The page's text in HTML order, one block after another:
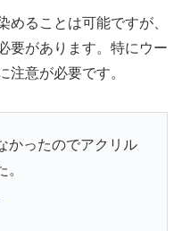
めることは可能ですが、
要があります。特にウー
注意が必要です。
かったのでアクリル